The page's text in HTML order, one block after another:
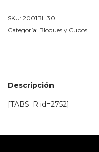
MM)
SKU: 2001BL.30
Categoría: Bloques y Cubos
Descripción
[TABS_R id=2752]